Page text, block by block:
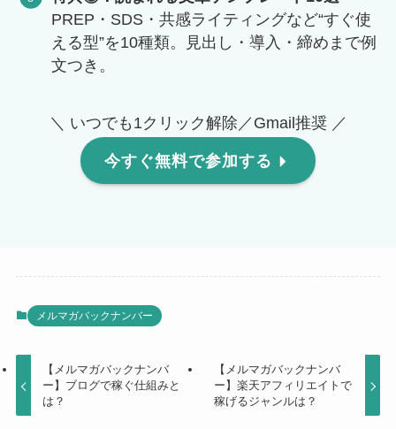
PREP・SDS・共感ライティングなど“すぐ使
える型”を10種類。見出し・導入・締めまで例
文つき。
＼ いつでも1クリック解除／Gmail推奨 ／
今すぐ無料で参加する
メルマガバックナンバー
【メルマガバックナンバ
ー】ブログで稼ぐ仕組みと
は？
【メルマガバックナンバ
ー】楽天アフィリエイトで
稼げるジャンルは？